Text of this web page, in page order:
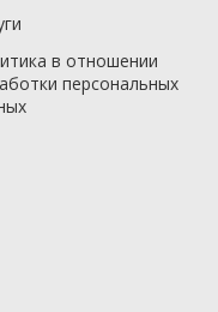
в отношении
персональных